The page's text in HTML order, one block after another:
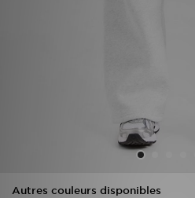
Autres couleurs disponibles